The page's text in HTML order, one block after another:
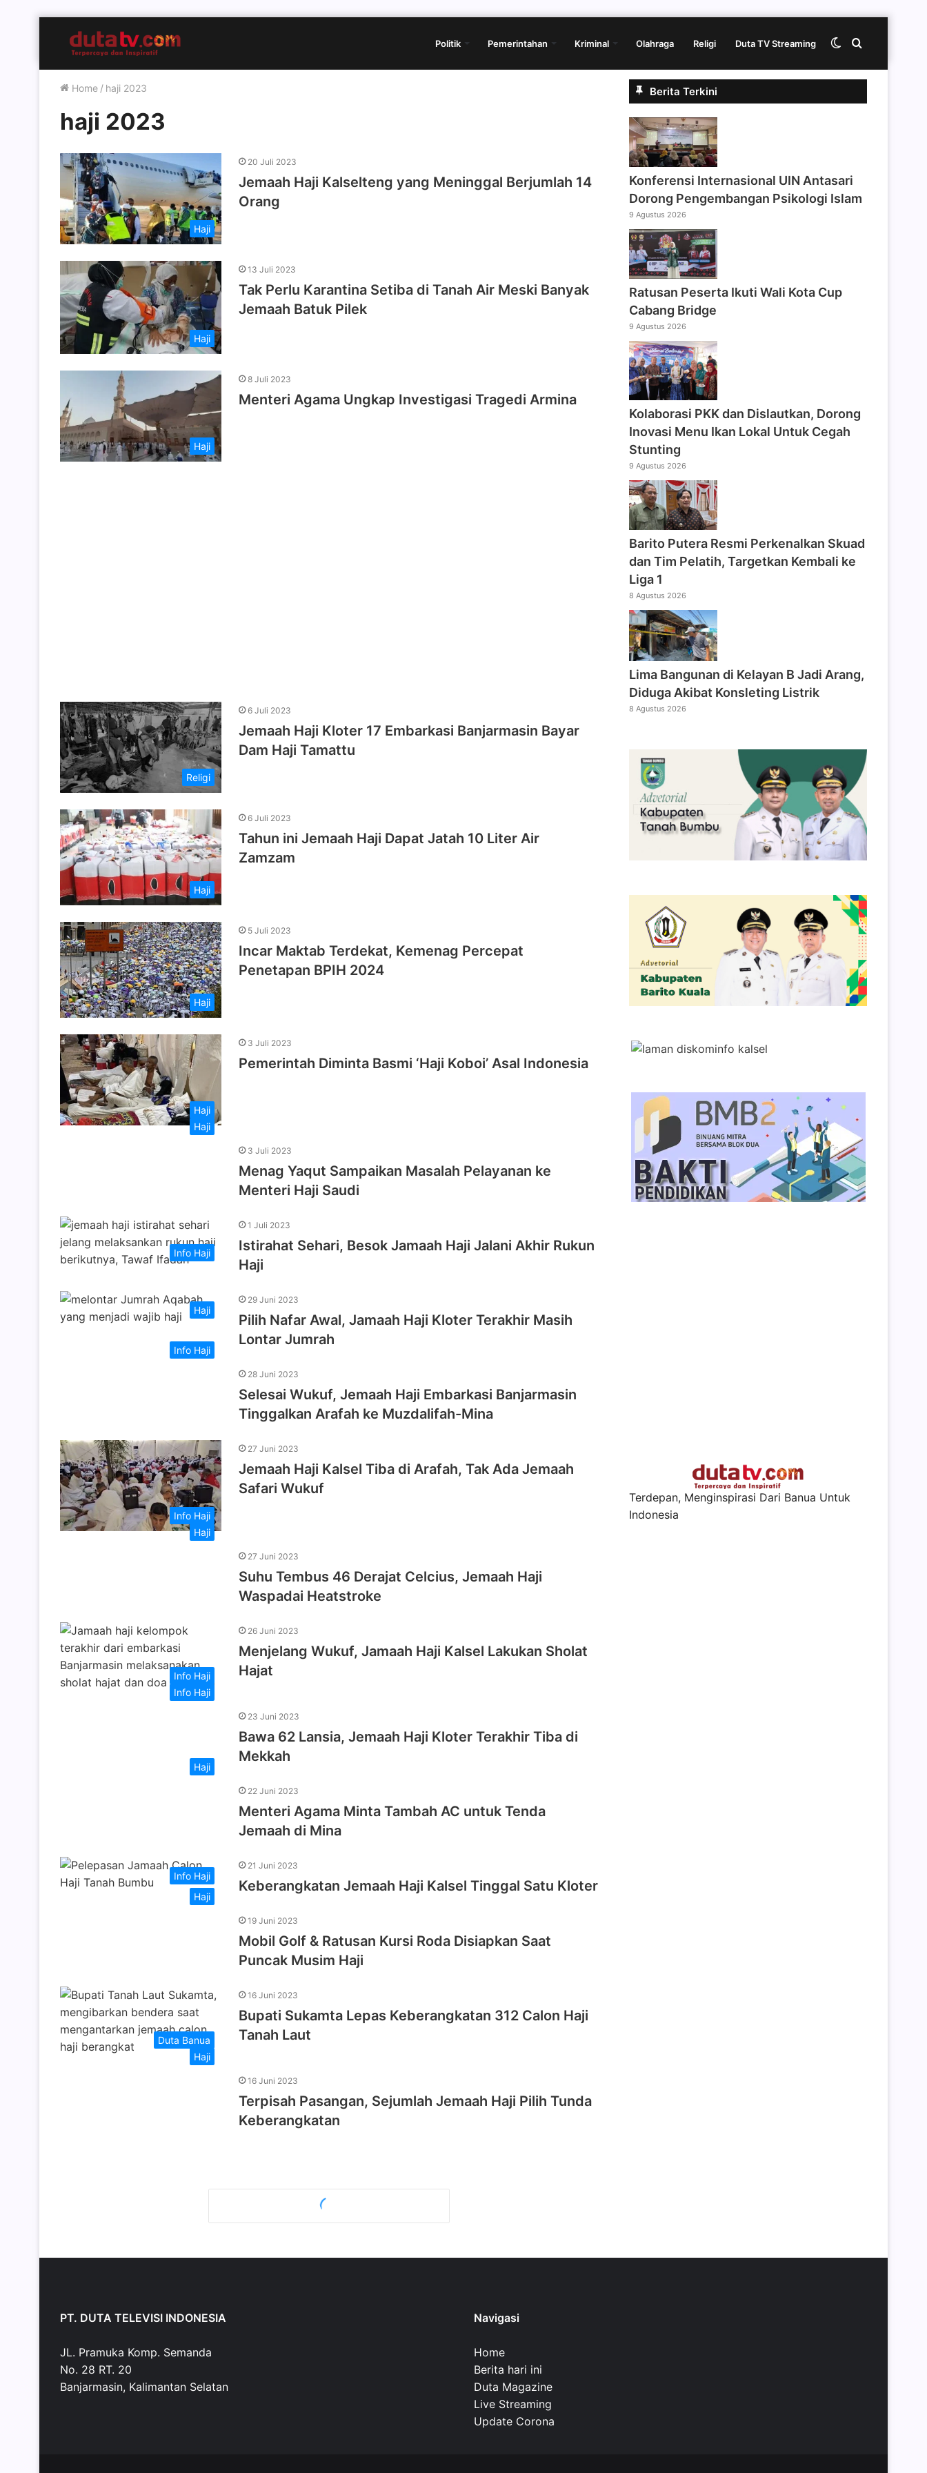
Politik Pemerintahan Kriminal Olahraga Religi Duta TV Streaming Cari
Switch
Home / haji 2023
haji 2023
Haji
20 Juli 2023
Jemaah Haji Kalselteng yang Meninggal Berjumlah 14
Orang
Haji
13 Juli 2023
Tak Perlu Karantina Setiba di Tanah Air Meski Banyak
Jemaah Batuk Pilek
Haji
8 Juli 2023
Menteri Agama Ungkap Investigasi Tragedi Armina
Religi
6 Juli 2023
Jemaah Haji Kloter 17 Embarkasi Banjarmasin Bayar
Dam Haji Tamattu
Haji
6 Juli 2023
Tahun ini Jemaah Haji Dapat Jatah 10 Liter Air
Zamzam
Haji
5 Juli 2023
Incar Maktab Terdekat, Kemenag Percepat
Penetapan BPIH 2024
Haji
3 Juli 2023
Pemerintah Diminta Basmi ‘Haji Koboi’ Asal Indonesia
Haji
3 Juli 2023
Menag Yaqut Sampaikan Masalah Pelayanan ke
Menteri Haji Saudi
Info Haji
1 Juli 2023
Istirahat Sehari, Besok Jamaah Haji Jalani Akhir Rukun
Haji
Haji
29 Juni 2023
Pilih Nafar Awal, Jamaah Haji Kloter Terakhir Masih
Lontar Jumrah
Info Haji
28 Juni 2023
Selesai Wukuf, Jemaah Haji Embarkasi Banjarmasin
Tinggalkan Arafah ke Muzdalifah-Mina
Info Haji
27 Juni 2023
Jemaah Haji Kalsel Tiba di Arafah, Tak Ada Jemaah
Safari Wukuf
Haji
27 Juni 2023
Suhu Tembus 46 Derajat Celcius, Jemaah Haji
Waspadai Heatstroke
Info Haji
26 Juni 2023
Menjelang Wukuf, Jamaah Haji Kalsel Lakukan Sholat
Hajat
Info Haji
23 Juni 2023
Bawa 62 Lansia, Jemaah Haji Kloter Terakhir Tiba di
Mekkah
Haji
22 Juni 2023
Menteri Agama Minta Tambah AC untuk Tenda
Jemaah di Mina
Info Haji
21 Juni 2023
Keberangkatan Jemaah Haji Kalsel Tinggal Satu Kloter
Haji
19 Juni 2023
Mobil Golf & Ratusan Kursi Roda Disiapkan Saat
Puncak Musim Haji
Duta Banua
16 Juni 2023
Bupati Sukamta Lepas Keberangkatan 312 Calon Haji
Tanah Laut
Haji
16 Juni 2023
Terpisah Pasangan, Sejumlah Jemaah Haji Pilih Tunda
Keberangkatan
Berita Terkini
Konferensi Internasional UIN Antasari
Dorong Pengembangan Psikologi Islam
9 Agustus 2026
Ratusan Peserta Ikuti Wali Kota Cup
Cabang Bridge
9 Agustus 2026
Kolaborasi PKK dan Dislautkan, Dorong
Inovasi Menu Ikan Lokal Untuk Cegah
Stunting
9 Agustus 2026
Barito Putera Resmi Perkenalkan Skuad
dan Tim Pelatih, Targetkan Kembali ke
Liga 1
8 Agustus 2026
Lima Bangunan di Kelayan B Jadi Arang,
Diduga Akibat Konsleting Listrik
8 Agustus 2026
Terdepan, Menginspirasi Dari Banua Untuk
Indonesia
PT. DUTA TELEVISI INDONESIA
JL. Pramuka Komp. Semanda
No. 28 RT. 20
Banjarmasin, Kalimantan Selatan
Navigasi
Home
Berita hari ini
Duta Magazine
Live Streaming
Update Corona